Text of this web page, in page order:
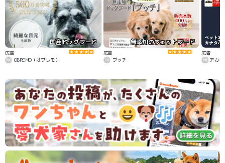
国産ドッグフード
広告
OBREMO（オブレモ）
無添加のウェットフード
広告
ブッチ
カ
広告
アカ